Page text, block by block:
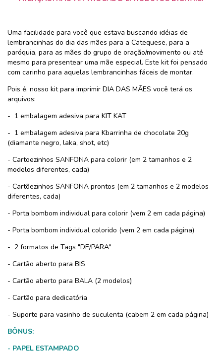
Uma facilidade para você que estava buscando idéias de
lembrancinhas do dia das mães para a Catequese, para a
paróquia, para as mães do grupo de oração/movimento ou até
mesmo para presentear uma mãe especial. Este kit foi pensado
com carinho para aquelas lembrancinhas fáceis de montar.
Pois é, nosso kit para imprimir DIA DAS MÃES você terá os
arquivos:
- 1 embalagem adesiva para KIT KAT
- 1 embalagem adesiva para Kbarrinha de chocolate 20g
(diamante negro, laka, shot, etc)
- Cartoezinhos SANFONA para colorir (em 2 tamanhos e 2
modelos diferentes, cada)
- Cartõezinhos SANFONA prontos (em 2 tamanhos e 2 modelos
diferentes, cada)
- Porta bombom individual para colorir (vem 2 em cada página)
- Porta bombom individual colorido (vem 2 em cada página)
- 2 formatos de Tags "DE/PARA"
- Cartão aberto para BIS
- Cartão aberto para BALA (2 modelos)
- Cartão para dedicatória
- Suporte para vasinho de suculenta (cabem 2 em cada página)
BÔNUS:
- PAPEL ESTAMPADO